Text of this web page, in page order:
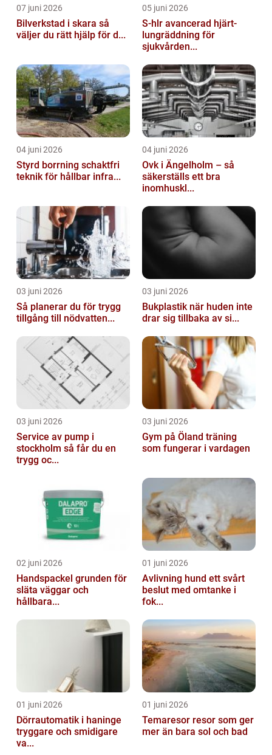
07 juni 2026
Bilverkstad i skara så
väljer du rätt hjälp för d...
05 juni 2026
S-hlr avancerad hjärt-
lungräddning för
sjukvården...
04 juni 2026
Styrd borrning schaktfri
teknik för hållbar infra...
04 juni 2026
Ovk i Ängelholm – så
säkerställs ett bra
inomhuskl...
03 juni 2026
Så planerar du för trygg
tillgång till nödvatten...
03 juni 2026
Bukplastik när huden inte
drar sig tillbaka av si...
03 juni 2026
Service av pump i
stockholm så får du en
trygg oc...
03 juni 2026
Gym på Öland träning
som fungerar i vardagen
02 juni 2026
Handspackel grunden för
släta väggar och
hållbara...
01 juni 2026
Avlivning hund ett svårt
beslut med omtanke i
fok...
01 juni 2026
Dörrautomatik i haninge
tryggare och smidigare
va...
01 juni 2026
Temaresor resor som ger
mer än bara sol och bad